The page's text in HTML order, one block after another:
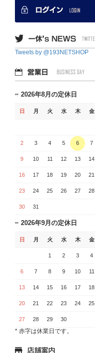
Tweets by @193NETSHOP
2026年8月の定休日
日 月 火 水 木 金
2 3 4 5 6 7
9 10 11 12 13 14
16 17 18 19 20 21
23 24 25 26 27 28
30 31
2026年9月の定休日
日 月 火 水 木 金
1 2 3 4
6 7 8 9 10 11
13 14 15 16 17 18
20 21 22 23 24 25
27 28 29 30
* 赤字は休業日です。